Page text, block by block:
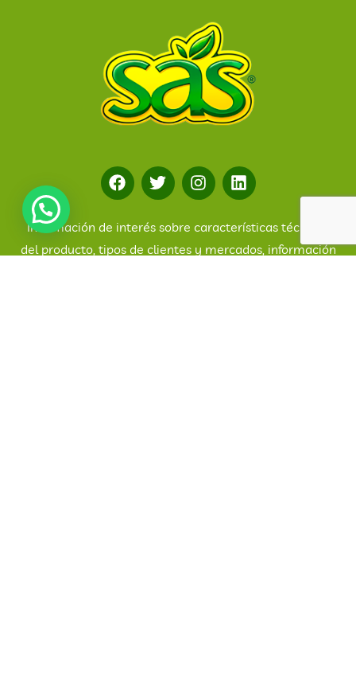
Información de interés sobre características técnicas
del producto, tipos de clientes y mercados, información